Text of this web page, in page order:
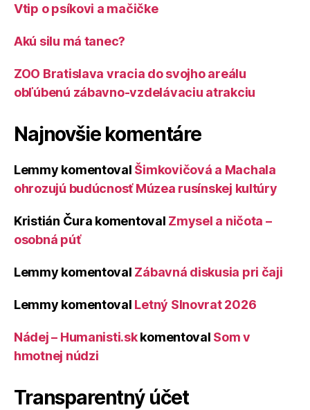
Vtip o psíkovi a mačičke
Akú silu má tanec?
ZOO Bratislava vracia do svojho areálu
obľúbenú zábavno-vzdelávaciu atrakciu
Najnovšie komentáre
Lemmy komentoval Šimkovičová a Machala
ohrozujú budúcnosť Múzea rusínskej kultúry
Kristián Čura komentoval Zmysel a ničota –
osobná púť
Lemmy komentoval Zábavná diskusia pri čaji
Lemmy komentoval Letný Slnovrat 2026
Nádej – Humanisti.skkomentoval Som v
hmotnej núdzi
Transparentný účet